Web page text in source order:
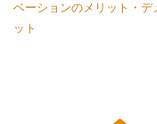
ベーションのメリット・デ
ット